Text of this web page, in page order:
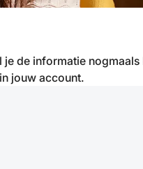
de informatie nogmaals
jouw account.